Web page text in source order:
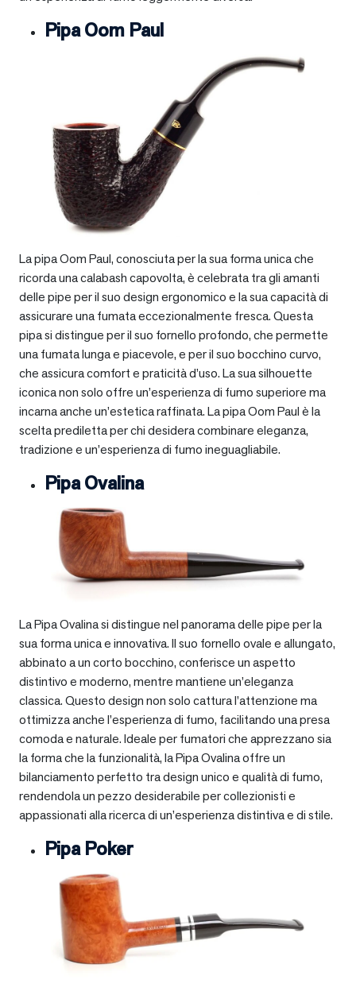
Pipa Oom Paul
La pipa Oom Paul, conosciuta per la sua forma unica che
ricorda una calabash capovolta, è celebrata tra gli amanti
delle pipe per il suo design ergonomico e la sua capacità di
assicurare una fumata eccezionalmente fresca. Questa
pipa si distingue per il suo fornello profondo, che permette
una fumata lunga e piacevole, e per il suo bocchino curvo,
che assicura comfort e praticità d’uso. La sua silhouette
iconica non solo offre un’esperienza di fumo superiore ma
incarna anche un’estetica raffinata. La pipa Oom Paul è la
scelta prediletta per chi desidera combinare eleganza,
tradizione e un’esperienza di fumo ineguagliabile.
Pipa Ovalina
La Pipa Ovalina si distingue nel panorama delle pipe per la
sua forma unica e innovativa. Il suo fornello ovale e allungato,
abbinato a un corto bocchino, conferisce un aspetto
distintivo e moderno, mentre mantiene un’eleganza
classica. Questo design non solo cattura l’attenzione ma
ottimizza anche l’esperienza di fumo, facilitando una presa
comoda e naturale. Ideale per fumatori che apprezzano sia
la forma che la funzionalità, la Pipa Ovalina offre un
bilanciamento perfetto tra design unico e qualità di fumo,
rendendola un pezzo desiderabile per collezionisti e
appassionati alla ricerca di un’esperienza distintiva e di stile.
Pipa Poker